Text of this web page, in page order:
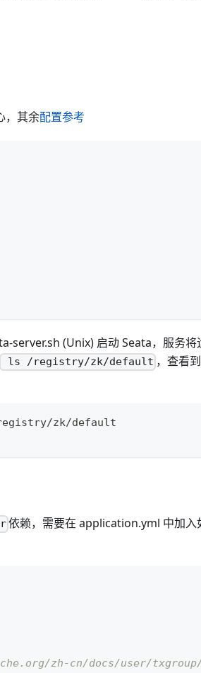
，其余配置参考
(Unix) 启动 Seata，服务将
ls /registry/zk/default ，查看
registry/zk/default
依赖，需要在 application.yml 中加入
zh-cn/docs/user/